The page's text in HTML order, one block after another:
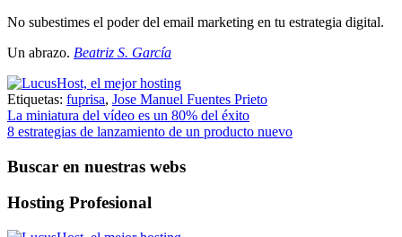
No subestimes el poder del email marketing en tu estrategia digital.
Un abrazo. Beatriz S. García
Etiquetas: fuprisa, Jose Manuel Fuentes Prieto
Navegación
de
entradas
La miniatura del vídeo es un 80% del éxito
8 estrategias de lanzamiento de un producto nuevo
Buscar en nuestras webs
Hosting Profesional